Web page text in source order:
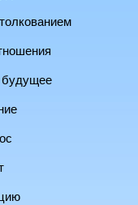
будущее